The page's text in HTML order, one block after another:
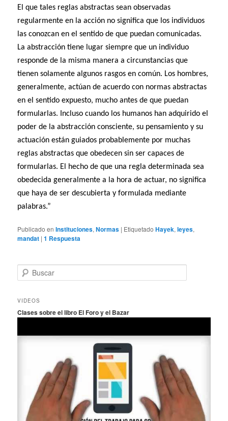
El que tales reglas abstractas sean observadas
regularmente en la acción no significa que los individuos
las conozcan en el sentido de que puedan comunicadas.
La abstracción tiene lugar siempre que un individuo
responde de la misma manera a circunstancias que
tienen solamente algunos rasgos en común. Los hombres,
generalmente, actúan de acuerdo con normas abstractas
en el sentido expuesto, mucho antes de que puedan
formularlas. Incluso cuando los humanos han adquirido el
poder de la abstracción consciente, su pensamiento y su
actuación están guiados probablemente por muchas
reglas abstractas que obedecen sin ser capaces de
formularlas. El hecho de que una regla determinada sea
obedecida generalmente a la hora de actuar, no significa
que haya de ser descubierta y formulada mediante
palabras.”
Publicado en Instituciones,Normas | Etiquetado Hayek,leyes,
mandat |1 Respuesta
u
c
r
VIDEOS
Clases sobre el libro El Foro y el Bazar